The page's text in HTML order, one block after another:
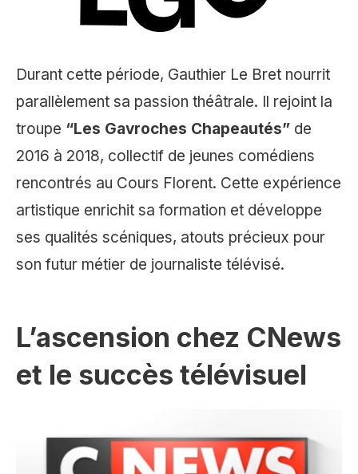
Durant cette période, Gauthier Le Bret nourrit
parallèlement sa passion théâtrale. Il rejoint la
troupe “Les Gavroches Chapeautés” de
2016 à 2018, collectif de jeunes comédiens
rencontrés au Cours Florent. Cette expérience
artistique enrichit sa formation et développe
ses qualités scéniques, atouts précieux pour
son futur métier de journaliste télévisé.
L’ascension chez CNews
et le succès télévisuel